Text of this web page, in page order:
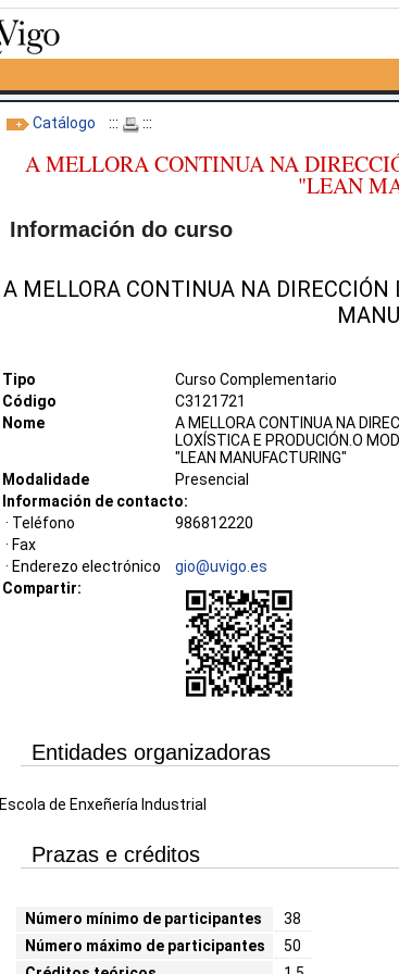
Catálogo ::: :::
A MELLORA CONTINUA NA
"LEAN
Información do curso
A MELLORA CONTINUA NA DIRECCIÓN
Tipo
Curso Complementario
Código
C3121721
Nome
A MELLORA CONTINUA NA
LOXÍSTICA E PRODUCIÓN.O
"LEAN MANUFACTURING"
Modalidade
Presencial
Información de contacto:
· Teléfono
986812220
· Fax
· Enderezo electrónico
gio@uvigo.es
Compartir:
Entidades organizadoras
Escola de Enxeñería Industrial
Prazas e créditos
Número mínimo de participantes
38
Número máximo de participantes
50